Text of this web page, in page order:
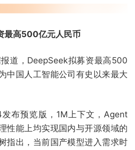
最高500亿元人民币
道，DeepSeek拟募资最高500
中国人工智能公司有史以来最大
布预览版，1M上下文，Agent
性能上均实现国内与开源领域的
指出，当前国产模型进入需求时